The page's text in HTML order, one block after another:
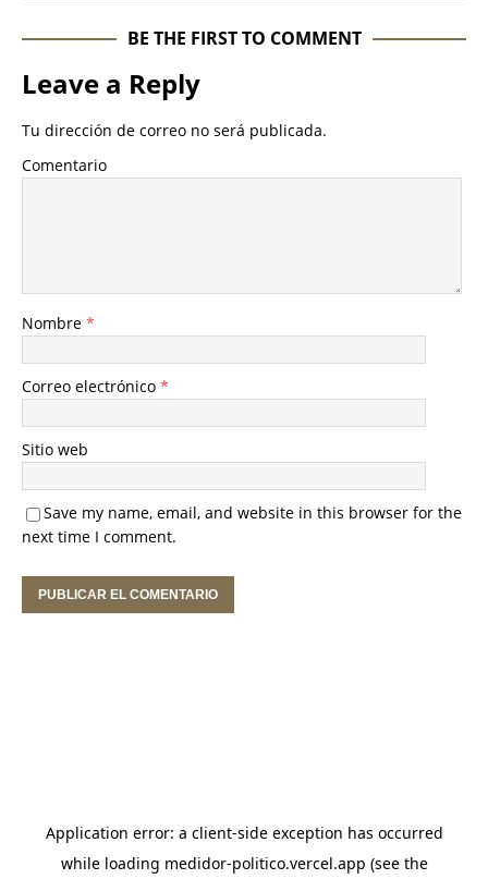
BE THE FIRST TO COMMENT
Leave a Reply
Tu dirección de correo no será publicada.
Comentario
Nombre *
Correo electrónico *
Sitio web
Save my name, email, and website in this browser for the
next time I comment.